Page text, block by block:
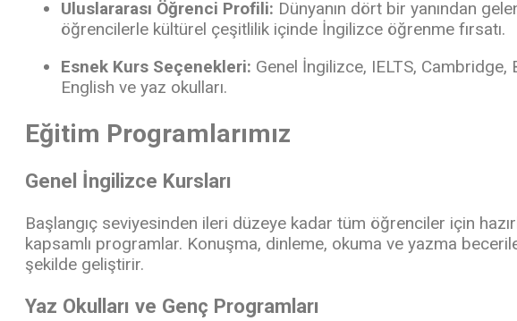
Uluslararası Öğrenci Profili: Dünyanın dört bir yanından
öğrencilerle kültürel çeşitlilik içinde İngilizce öğrenme fırsatı.
Esnek Kurs Seçenekleri: Genel İngilizce, IELTS, Cambridge,
English ve yaz okulları.
Eğitim Programlarımız
Genel İngilizce Kursları
Başlangıç seviyesinden ileri düzeye kadar tüm öğrenciler için
kapsamlı programlar. Konuşma, dinleme, okuma ve yazma
şekilde geliştirir.
Yaz Okulları ve Genç Programları